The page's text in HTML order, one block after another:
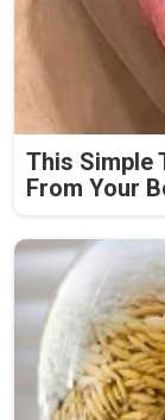
This Simple
From Your